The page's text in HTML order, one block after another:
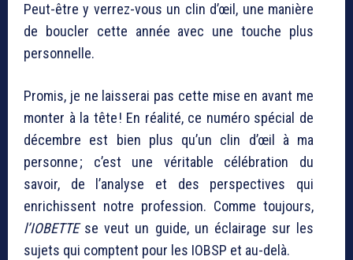
Peut-être y verrez-vous un clin d’œil, une manière
de boucler cette année avec une touche plus
personnelle.
Promis, je ne laisserai pas cette mise en avant me
monter à la tête ! En réalité, ce numéro spécial de
décembre est bien plus qu’un clin d’œil à ma
personne ; c’est une véritable célébration du
savoir, de l’analyse et des perspectives qui
enrichissent notre profession. Comme toujours,
l’IOBETTEse veut un guide, un éclairage sur les
sujets qui comptent pour les IOBSP et au-delà.